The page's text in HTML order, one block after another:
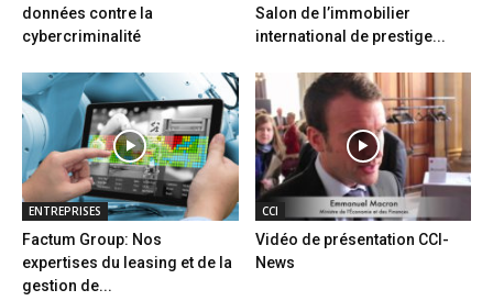
données contre la
cybercriminalité
Salon de l’immobilier
international de prestige...
ENTREPRISES
Factum Group: Nos
expertises du leasing et de la
gestion de...
CCI
Vidéo de présentation CCI-
News